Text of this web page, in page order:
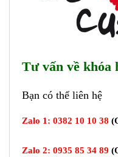
Tư vấn về khóa
Bạn có thể liên hệ
Zalo 1: 0382 10 10 38 (
Zalo 2: 0935 85 34 89 (